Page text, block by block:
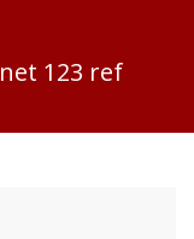
123 ref